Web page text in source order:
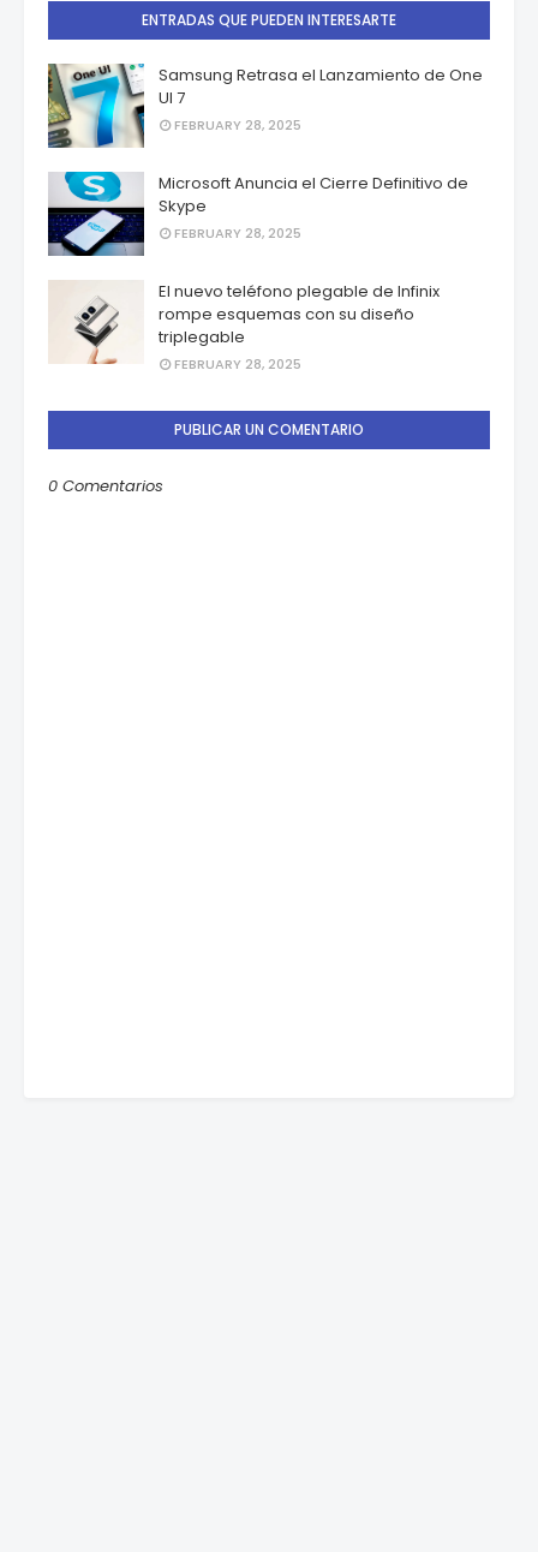
ENTRADAS QUE PUEDEN INTERESARTE
Samsung Retrasa el Lanzamiento de One
UI 7
FEBRUARY 28, 2025
Microsoft Anuncia el Cierre Definitivo de
Skype
FEBRUARY 28, 2025
El nuevo teléfono plegable de Infinix
rompe esquemas con su diseño
triplegable
FEBRUARY 28, 2025
PUBLICAR UN COMENTARIO
0 Comentarios